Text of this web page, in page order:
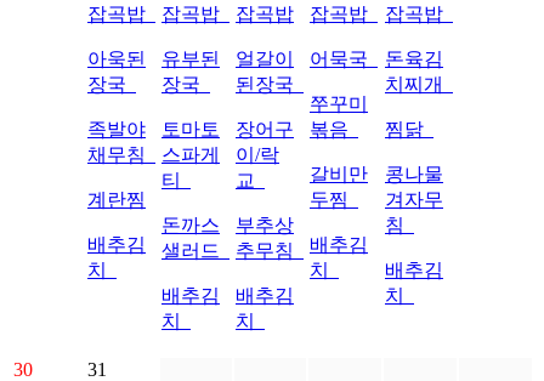
잡곡밥
아욱된
장국
족발야
채무침
계란찜
배추김
치
잡곡밥
유부된
장국
토마토
스파게
티
돈까스
샐러드
배추김
치
잡곡밥
얼갈이
된장국
장어구
이/락
교
부추상
추무침
배추김
치
잡곡밥
어묵국
쭈꾸미
볶음
갈비만
두찜
배추김
치
잡곡밥
돈육김
치찌개
찜닭
콩나물
겨자무
침
배추김
치
30 31